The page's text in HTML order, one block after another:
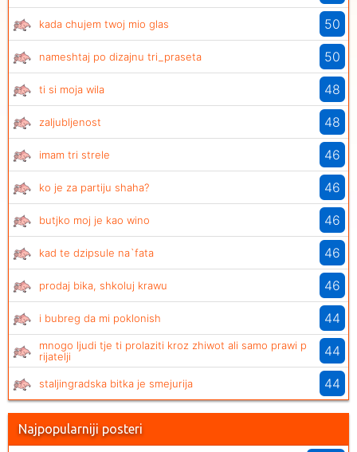
kada chujem twoj mio glas 50
nameshtaj po dizajnu tri_praseta 50
ti si moja wila 48
zaljubljenost 48
imam tri strele 46
ko je za partiju shaha? 46
butjko moj je kao wino 46
kad te dzipsule na`fata 46
prodaj bika, shkoluj krawu 46
i bubreg da mi poklonish 44
mnogo ljudi tje ti prolaziti kroz zhiwot ali samo prawi p
rijatelji
44
staljingradska bitka je smejurija 44
Najpopularniji posteri